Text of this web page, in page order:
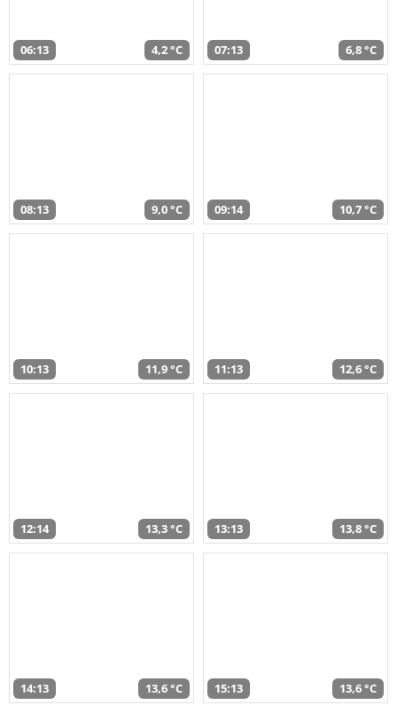
06:13 4,2 °C 07:13 6,8 °C
08:13 9,0 °C 09:14 10,7 °C
10:13 11,9 °C 11:13 12,6 °C
12:14 13,3 °C 13:13 13,8 °C
14:13 13,6 °C 15:13 13,6 °C